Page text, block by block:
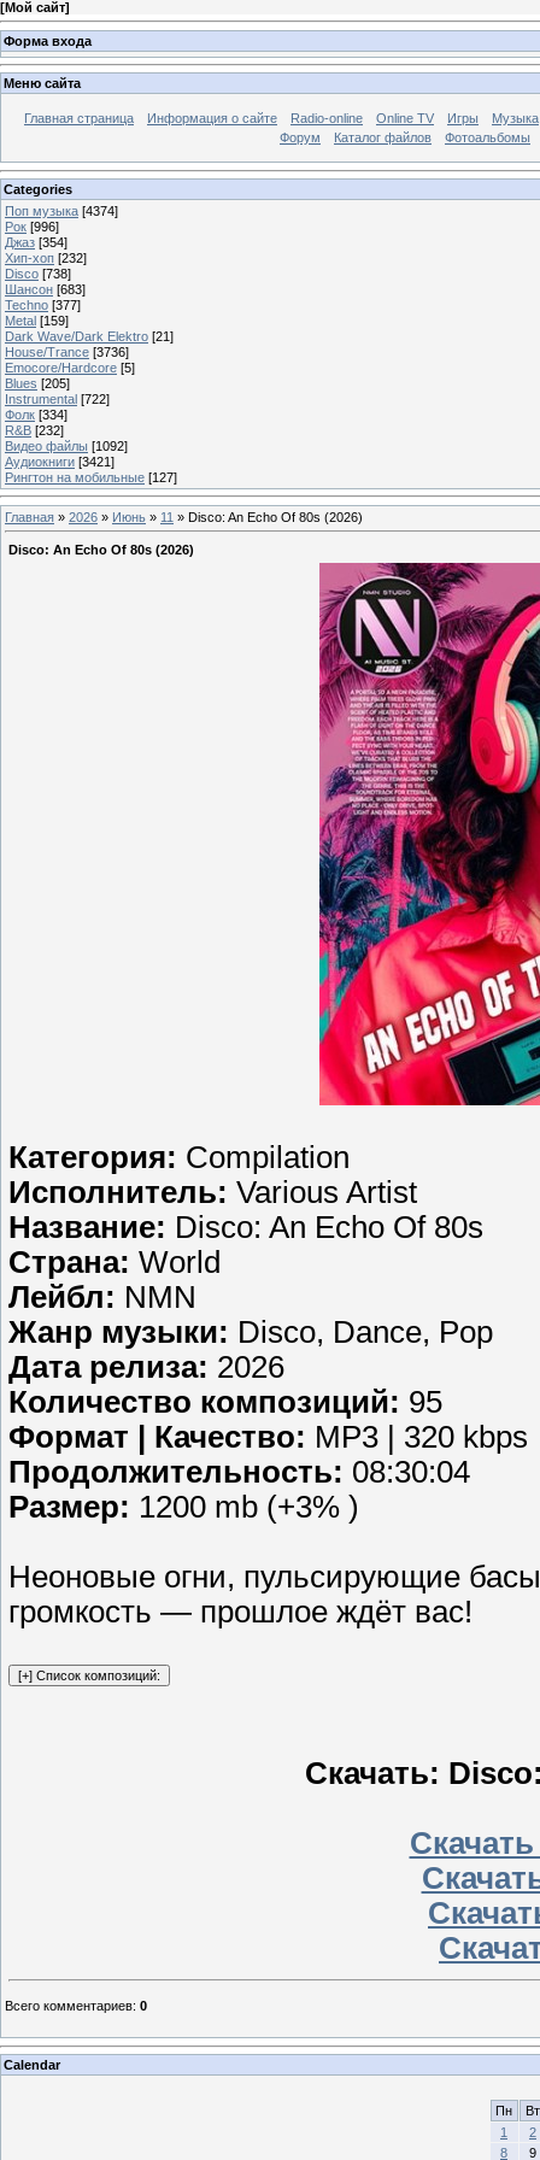
[Мой сайт]
Форма входа
Меню сайта
Главная страница Информация о сайте Radio-online Online TV Игры
Музыка
Форум
Каталог файлов Фотоальбомы
Categories
Поп музыка [4374]
Рок [996]
Джаз [354]
Хип-хоп [232]
Disco [738]
Шансон [683]
Techno [377]
Metal [159]
Dark Wave/Dark Elektro [21]
House/Trance [3736]
Emocore/Hardcore [5]
Blues [205]
Instrumental [722]
Фолк [334]
R&B [232]
Видео файлы [1092]
Аудиокниги [3421]
Рингтон на мобильные [127]
Главная » 2026 » Июнь » 11 » Disco: An Echo Of 80s (2026)
Disco: An Echo Of 80s (2026)
Категория: Compilation
Исполнитель: Various Artist
Название: Disco: An Echo Of 80s
Страна: World
Лейбл: NMN
Жанр музыки: Disco, Dance, Pop
Дата релиза: 2026
Количество композиций: 95
Формат | Качество: MP3 | 320 kbps
Продолжительность: 08:30:04
Размер: 1200 mb (+3% )
Неоновые огни, пульсирующие
громкость — прошлое ждёт вас!
Скачать:
Всего комментариев: 0
Calendar
Пн
Вт
1
2
8
9